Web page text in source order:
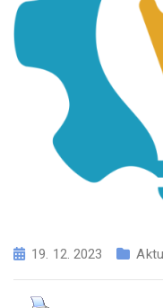
19. 12. 2023